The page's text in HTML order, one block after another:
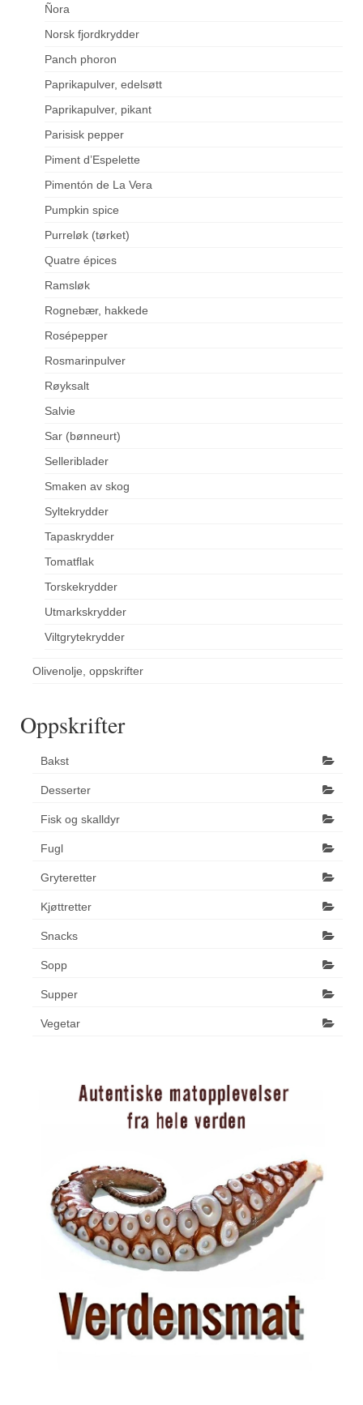
Ñora
Norsk fjordkrydder
Panch phoron
Paprikapulver, edelsøtt
Paprikapulver, pikant
Parisisk pepper
Piment d’Espelette
Pimentón de La Vera
Pumpkin spice
Purreløk (tørket)
Quatre épices
Ramsløk
Rognebær, hakkede
Rosépepper
Rosmarinpulver
Røyksalt
Salvie
Sar (bønneurt)
Selleriblader
Smaken av skog
Syltekrydder
Tapaskrydder
Tomatflak
Torskekrydder
Utmarkskrydder
Viltgrytekrydder
Olivenolje, oppskrifter
Oppskrifter
Bakst
Desserter
Fisk og skalldyr
Fugl
Gryteretter
Kjøttretter
Snacks
Sopp
Supper
Vegetar